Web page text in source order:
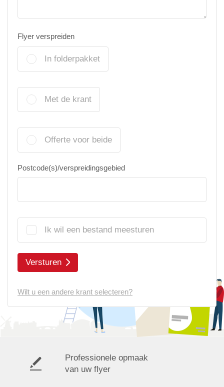
Flyer verspreiden
In folderpakket
Met de krant
Offerte voor beide
Postcode(s)/verspreidingsgebied
Ik wil een bestand meesturen
Versturen
Wilt u een andere krant selecteren?
Professionele opmaak
van uw flyer